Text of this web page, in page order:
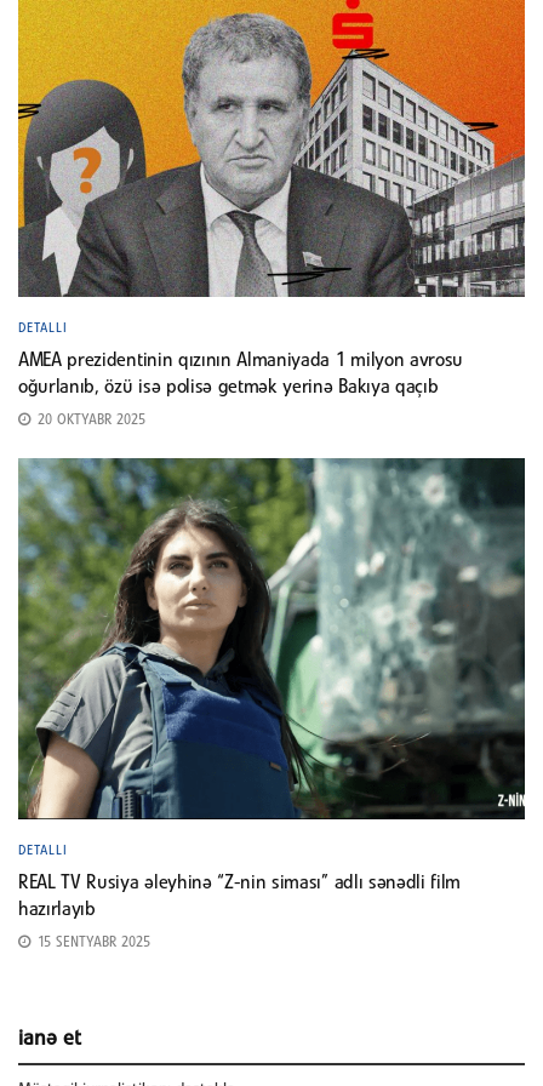
DETALLI
AMEA prezidentinin qızının Almaniyada 1 milyon avrosu
oğurlanıb, özü isə polisə getmək yerinə Bakıya qaçıb
20 OKTYABR 2025
DETALLI
REAL TV Rusiya əleyhinə “Z-nin siması” adlı sənədli film
hazırlayıb
15 SENTYABR 2025
ianə et